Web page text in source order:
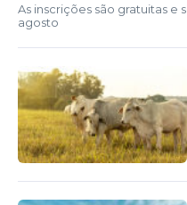
As inscrições são gratuitas e
agosto